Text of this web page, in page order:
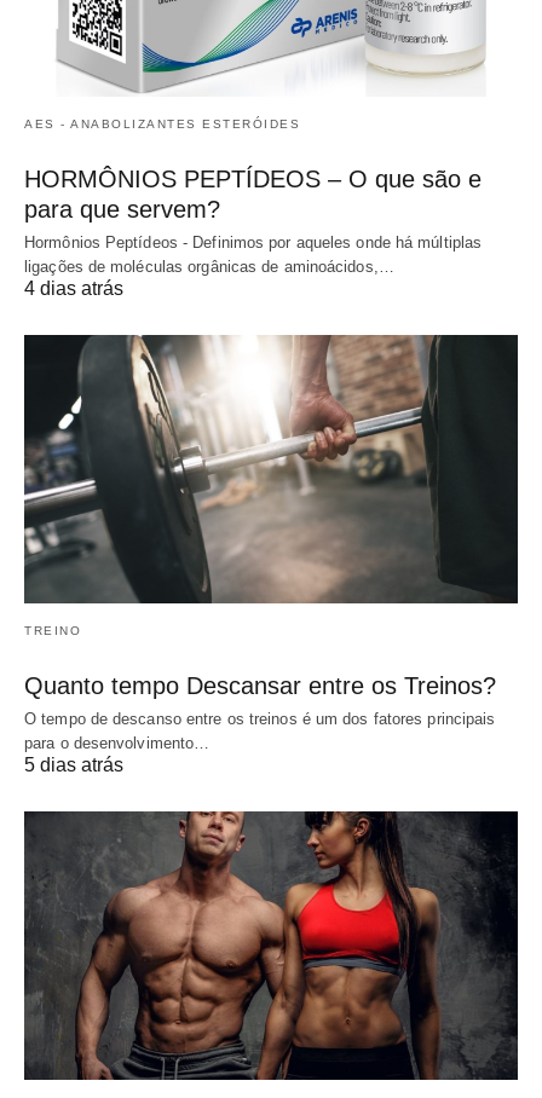
AES - ANABOLIZANTES ESTERÓIDES
HORMÔNIOS PEPTÍDEOS – O que são e
para que servem?
Hormônios Peptídeos - Definimos por aqueles onde há múltiplas
ligações de moléculas orgânicas de aminoácidos,…
4 dias atrás
TREINO
Quanto tempo Descansar entre os Treinos?
O tempo de descanso entre os treinos é um dos fatores principais
para o desenvolvimento…
5 dias atrás